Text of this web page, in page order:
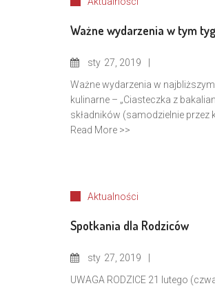
Ważne wydarzenia w tym
sty 27, 2019
Ważne wydarzenia w
kulinarne – „Ciasteczka z
składników (samodzielnie przez
Read More >>
Aktualności
Spotkania dla Rodziców
sty 27, 2019
UWAGA RODZICE 21 lutego